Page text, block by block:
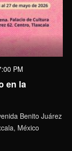
en la
PM
Benito Juárez
México